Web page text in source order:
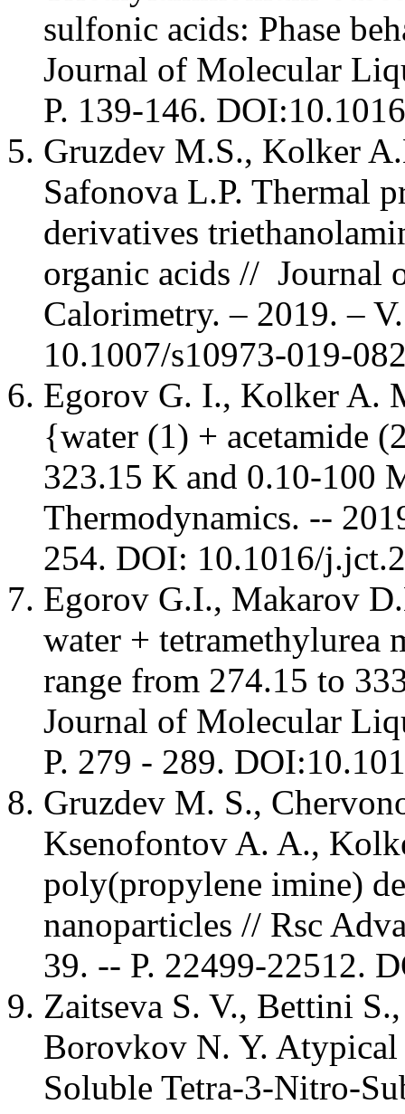
sulfonic acids: Phase
Journal of Molecular
P. 139-146.
Gruzdev M.S., Kolker
Safonova L.P. Thermal
derivatives
organic acids // Journal
Calorimetry. – 2019. –
10.1007/s10973-019-
Egorov G. I., Kolker A.
{water (1) + acetamide
323.15 K and 0.10-100
Thermodynamics. --
254. DOI: 10.1016/
Egorov G.I., Makarov
water + tetramethylurea
range from 274.15 to
Journal of Molecular
P. 279 - 289.
Gruzdev M. S.,
Ksenofontov A. A.,
poly(propylene imine)
nanoparticles // Rsc
39. -- P. 22499-22512.
Zaitseva S. V., Bettini
Borovkov N. Y.
Soluble Tetra-3-Nitro-